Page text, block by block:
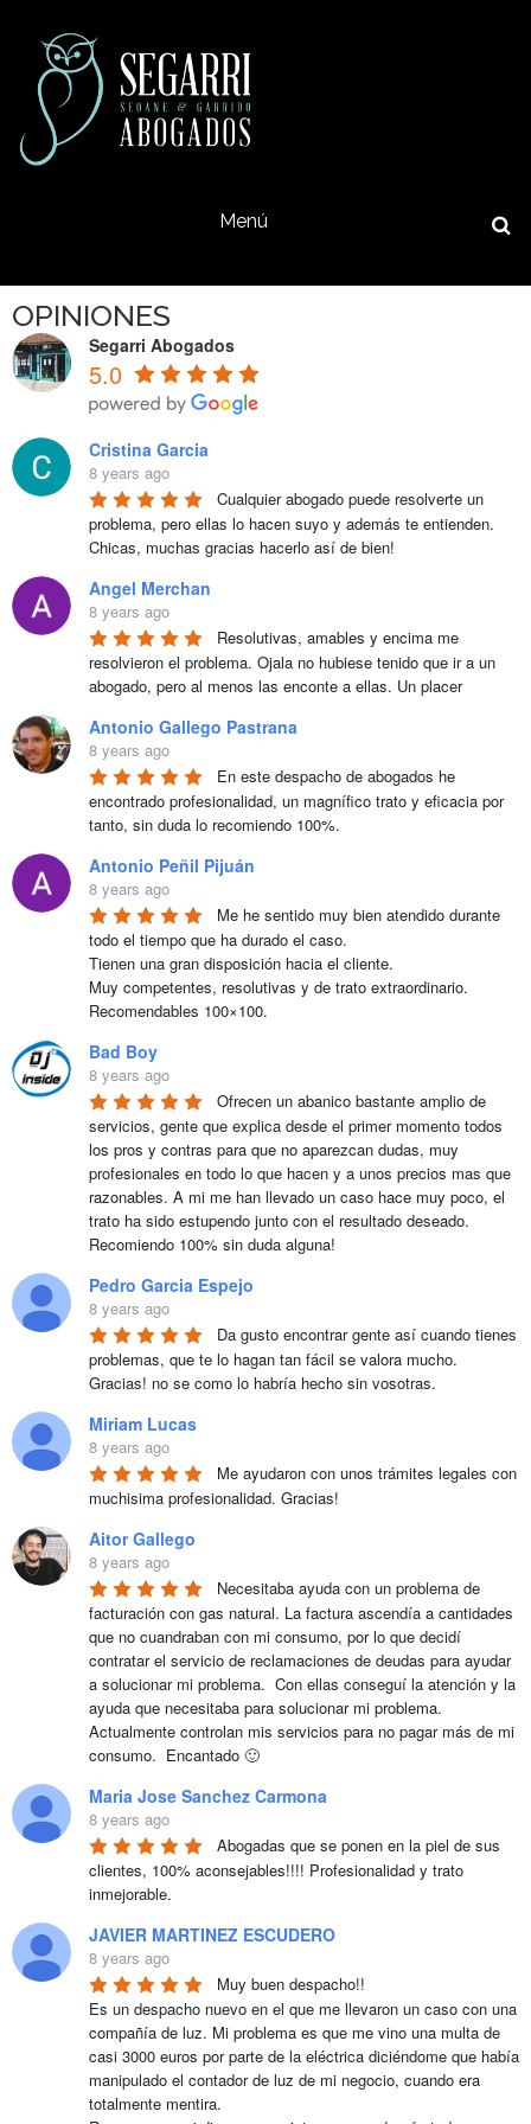
Menú
OPINIONES
Segarri Abogados
5.0
Cristina Garcia
8 years ago
Cualquier abogado puede resolverte un
problema, pero ellas lo hacen suyo y además te entienden.
Chicas, muchas gracias hacerlo así de bien!
Angel Merchan
8 years ago
Resolutivas, amables y encima me
resolvieron el problema. Ojala no hubiese tenido que ir a un
abogado, pero al menos las enconte a ellas. Un placer
Antonio Gallego Pastrana
8 years ago
En este despacho de abogados he
encontrado profesionalidad, un magnífico trato y eficacia por
tanto, sin duda lo recomiendo 100%.
Antonio Peñil Pijuán
8 years ago
Me he sentido muy bien atendido durante
todo el tiempo que ha durado el caso.
Tienen una gran disposición hacia el cliente.
Muy competentes, resolutivas y de trato extraordinario.
Recomendables 100×100.
Bad Boy
8 years ago
Ofrecen un abanico bastante amplio de
servicios, gente que explica desde el primer momento todos
los pros y contras para que no aparezcan dudas, muy
profesionales en todo lo que hacen y a unos precios mas que
razonables. A mi me han llevado un caso hace muy poco, el
trato ha sido estupendo junto con el resultado deseado.
Recomiendo 100% sin duda alguna!
Pedro Garcia Espejo
8 years ago
Da gusto encontrar gente así cuando tienes
problemas, que te lo hagan tan fácil se valora mucho.
Gracias! no se como lo habría hecho sin vosotras.
Miriam Lucas
8 years ago
Me ayudaron con unos trámites legales con
muchisima profesionalidad. Gracias!
Aitor Gallego
8 years ago
Necesitaba ayuda con un problema de
facturación con gas natural. La factura ascendía a cantidades
que no cuandraban con mi consumo, por lo que decidí
contratar el servicio de reclamaciones de deudas para ayudar
a solucionar mi problema.  Con ellas conseguí la atención y la
ayuda que necesitaba para solucionar mi problema.
Actualmente controlan mis servicios para no pagar más de mi
consumo.  Encantado 🙂
Maria Jose Sanchez Carmona
8 years ago
Abogadas que se ponen en la piel de sus
clientes, 100% aconsejables!!!! Profesionalidad y trato
inmejorable.
JAVIER MARTINEZ ESCUDERO
8 years ago
Muy buen despacho!!
Es un despacho nuevo en el que me llevaron un caso con una
compañía de luz. Mi problema es que me vino una multa de
casi 3000 euros por parte de la eléctrica diciéndome que había
manipulado el contador de luz de mi negocio, cuando era
totalmente mentira.